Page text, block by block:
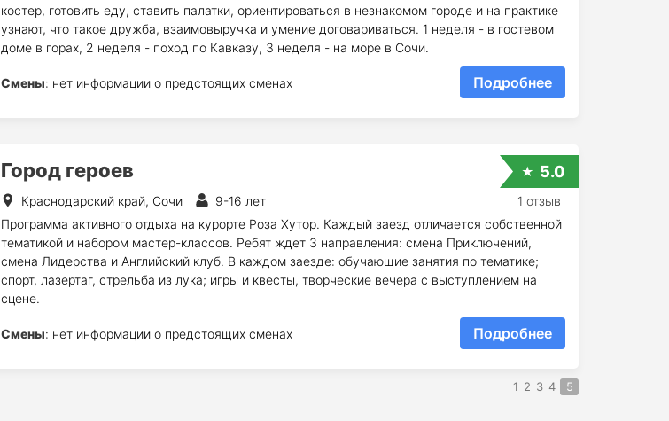
костер, готовить еду, ставить палатки, ориентироваться в незнакомом городе и на практике
узнают, что такое дружба, взаимовыручка и умение договариваться. 1 неделя - в гостевом
доме в горах, 2 неделя - поход по Кавказу, 3 неделя - на море в Сочи.
Смены: нет информации о предстоящих сменах Подробнее
Город героев
Краснодарский край, Сочи
9-16 лет
Программа активного отдыха на курорте Роза Хутор. Каждый заезд отличается собственной
тематикой и набором мастер-классов. Ребят ждет 3 направления: смена Приключений,
смена Лидерства и Английский клуб. В каждом заезде: обучающие занятия по тематике;
спорт, лазертаг, стрельба из лука; игры и квесты, творческие вечера с выступлением на
сцене.
Смены: нет информации о предстоящих сменах Подробнее
5.0
1 отзыв
1 2 3 4 5